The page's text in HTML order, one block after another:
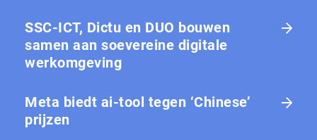
SSC-ICT, Dictu en DUO bouwen
samen aan soevereine digitale
werkomgeving
Meta biedt ai-tool tegen ‘Chinese’
prijzen